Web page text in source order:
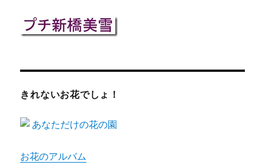
きれないお花でしょ！
お花のアルバム